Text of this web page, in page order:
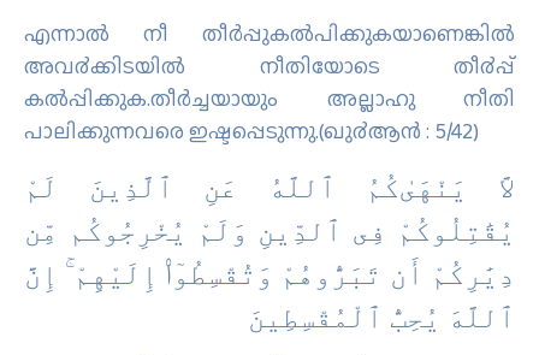
എന്നാല്‍ നീ തീര്‍പ്പുകല്‍പിക്കുകയാണെങ്കില്‍
അവ൪ക്കിടയില്‍ നീതിയോടെ തീ൪പ്പ്
കല്‍പ്പിക്കുക.തീര്‍ച്ചയായും അല്ലാഹു നീതി
പാലിക്കുന്നവരെ ഇഷ്ടപ്പെടുന്നു.(ഖു൪ആന്‍ : 5/42)
ﻻَّ ﻳَﻨْﻬَﻰٰﻛُﻢُ ٱﻟﻠَّﻪُ ﻋَﻦِ ٱﻟَّﺬِﻳﻦَ ﻟَﻢْ
ﻳُﻘَٰﺘِﻠُﻮﻛُﻢْ ﻓِﻰ ٱﻟﺪِّﻳﻦِ ﻭَﻟَﻢْ ﻳُﺨْﺮِﺟُﻮﻛُﻢ ﻣِّﻦ
ﺩِﻳَٰﺮِﻛُﻢْ ﺃَﻥ ﺗَﺒَﺮُّﻭﻫُﻢْ ﻭَﺗُﻘْﺴِﻄُﻮٓا۟ ﺇِﻟَﻴْﻬِﻢْ ۚ ﺇِﻥَّ
ٱﻟﻠَّﻪَ ﻳُﺤِﺐُّ ٱﻟْﻤُﻘْﺴِﻄِﻴﻦَ